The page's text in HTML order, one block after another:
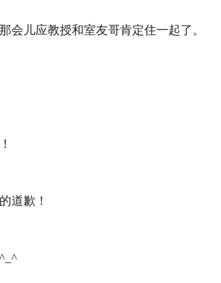
会儿应教授和室友哥肯定住一起了。
道歉！